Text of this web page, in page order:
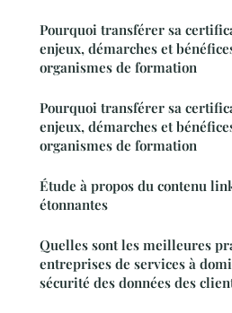
Pourquoi transférer sa
enjeux, démarches et
organismes de formation
Pourquoi transférer sa
enjeux, démarches et
organismes de formation
Étude à propos du contenu
étonnantes
Quelles sont les meilleures
entreprises de services à
sécurité des données des